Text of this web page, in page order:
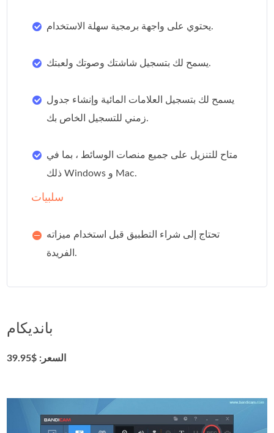
يحتوي على واجهة برمجية سهلة الاستخدام.
يسمح لك بتسجيل شاشتك وصوتك ولعبتك.
يسمح لك بتسجيل العلامات المائية وإنشاء جدول
زمني للتسجيل الخاص بك.
متاح للتنزيل على جميع منصات الوسائط ، بما في
ذلك Windows و Mac.
سلبيات
تحتاج إلى شراء التطبيق قبل استخدام ميزاته
الفريدة.
بانديكام
السعر: $39.95